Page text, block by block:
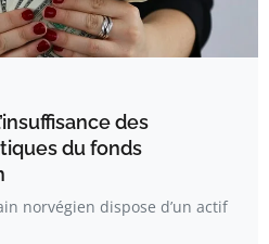
des
du fonds
norvégien dispose d’un actif